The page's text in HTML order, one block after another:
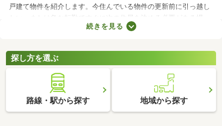
戸建て物件を紹介します。今住んでいる物件の更新前に引っ越し
たい、または急な転勤ですぐに次の住居を決める必要がある場
合、次の住居を早めに決めなければなりません。即入居可の物件
る方はぜひチェックしてみてくださいね。
続きを見る
探し方を選ぶ
路線・駅から探す 地域から探す